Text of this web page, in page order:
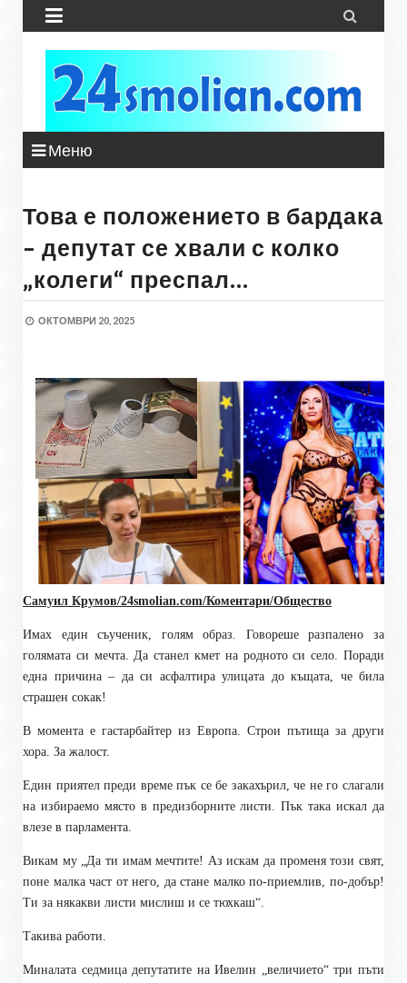
 
Меню
Това е положението в бардака
– депутат се хвали с колко
„колеги“ преспал…
ОКТОМВРИ 20, 2025
Самуил Крумов/24smolian.com/Коментари/Общество
Имах един съученик, голям образ. Говореше разпалено за
голямата си мечта. Да станел кмет на родното си село. Поради
една причина – да си асфалтира улицата до къщата, че била
страшен сокак!
В момента е гастарбайтер из Европа. Строи пътища за други
хора. За жалост.
Един приятел преди време пък се бе закахърил, че не го слагали
на избираемо място в предизборните листи. Пък така искал да
влезе в парламента.
Викам му „Да ти имам мечтите! Аз искам да променя този свят,
поне малка част от него, да стане малко по-приемлив, по-добър!
Ти за някакви листи мислиш и се тюхкаш“.
Такива работи.
Миналата седмица депутатите на Ивелин „величието“ три пъти